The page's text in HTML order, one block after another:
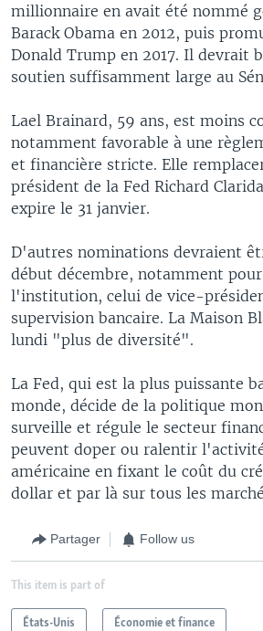
millionnaire en avait été nommé
Barack Obama en 2012, puis
Donald Trump en 2017. Il devrait
soutien suffisamment large au
Lael Brainard, 59 ans, est moins
notamment favorable à une
et financière stricte. Elle
président de la Fed Richard
expire le 31 janvier.
D'autres nominations devraient
début décembre, notamment
l'institution, celui de vice-
supervision bancaire. La Maison
lundi "plus de diversité".
La Fed, qui est la plus puissante
monde, décide de la politique
surveille et régule le secteur
peuvent doper ou ralentir
américaine en fixant le coût du
dollar et par là sur tous les
Partager Follow us
This item is part of
États-Unis Économie et finance